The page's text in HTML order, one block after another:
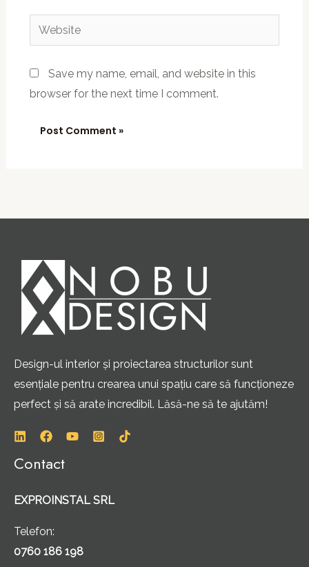
Website
Save my name, email, and website in this
browser for the next time I comment.
Design-ul interior și proiectarea structurilor sunt
esențiale pentru crearea unui spațiu care să funcționeze
perfect și să arate incredibil. Lăsă-ne să te ajutăm!
Contact
EXPROINSTAL SRL
Telefon:
0760 186 198